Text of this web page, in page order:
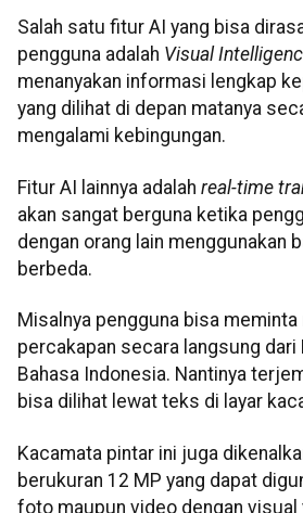
Salah satu fitur AI yang bisa
pengguna adalah Visual
menanyakan informasi lengkap
yang dilihat di depan matanya
mengalami kebingungan.
Fitur AI lainnya adalah real-time
akan sangat berguna ketika
dengan orang lain menggunakan
berbeda.
Misalnya pengguna bisa
percakapan secara langsung dari
Bahasa Indonesia. Nantinya
bisa dilihat lewat teks di layar
Kacamata pintar ini juga
berukuran 12 MP yang dapat
foto maupun video dengan visual